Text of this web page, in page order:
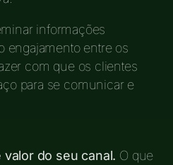
informações
engajamento entre os
com que os clientes
para se comunicar e
valor do seu canal. O que